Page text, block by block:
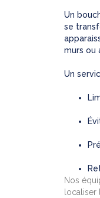
Un
se
murs ou
Un
Nos